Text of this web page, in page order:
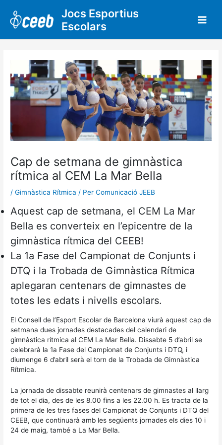
contingut
Jocs Esportius
Escolars
Cap de setmana de gimnàstica
rítmica al CEM La Mar Bella
/Gimnàstica Rítmica / Per Comunicació JEEB
Aquest cap de setmana, el CEM La Mar
Bella es converteix en l’epicentre de la
gimnàstica rítmica del CEEB!
La 1a Fase del Campionat de Conjunts i
DTQ i la Trobada de Gimnàstica Rítmica
aplegaran centenars de gimnastes de
totes les edats i nivells escolars.
El Consell de l’Esport Escolar de Barcelona viurà aquest cap de
setmana dues jornades destacades del calendari de
gimnàstica rítmica al CEM La Mar Bella. Dissabte 5 d’abril se
celebrarà la 1a Fase del Campionat de Conjunts i DTQ, i
diumenge 6 d’abril serà el torn de la Trobada de Gimnàstica
Rítmica.
La jornada de dissabte reunirà centenars de gimnastes al llarg
de tot el dia, des de les 8.00 fins a les 22.00 h. Es tracta de la
primera de les tres fases del Campionat de Conjunts i DTQ del
CEEB, que continuarà amb les següents jornades els dies 10 i
24 de maig, també a La Mar Bella.